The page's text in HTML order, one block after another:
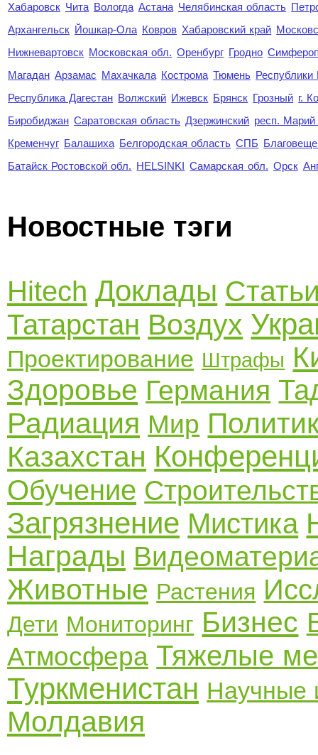
Хабаровск Чита Вологда Астана Челябинская область
Архангельск Йошкар-Ола Ковров Хабаровский край
Нижневартовск Московская обл. Оренбург Гродно
Магадан Арзамас Махачкала Кострома Тюмень Республики
Республика Дагестан Волжский Ижевск Брянск Грозный г.
Биробиджан Саратовская область Дзержинский респ.
Кременчуг Балашиха Белгородская область СПБ
Батайск Ростовской обл. HELSINKI Самарская обл. Орск
Новостные тэги
Hitech Доклады
Татарстан Воздух
Проектирование Штрафы
Здоровье Германия
Радиация Мир
Казахстан
Обучение
Загрязнение Мистика
Награды
Животные Растения
Дети Мониторинг Бизнес
Атмосфера Тяжелые
Туркменистан Научные
Молдавия